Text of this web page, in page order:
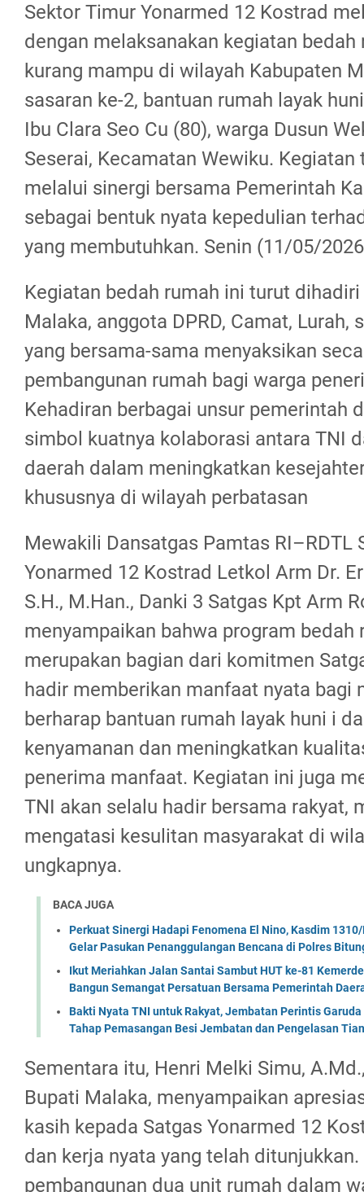
Sektor Timur Yonarmed 12 Kostrad
dengan melaksanakan kegiatan bedah
kurang mampu di wilayah Kabupaten
sasaran ke-2, bantuan rumah layak
Ibu Clara Seo Cu (80), warga Dusun
Seserai, Kecamatan Wewiku.
melalui sinergi bersama Pemerintah
sebagai bentuk nyata kepedulian
yang membutuhkan. Senin (11/05/
Kegiatan bedah rumah ini turut
Malaka, anggota DPRD, Camat, Lurah,
yang bersama-sama menyaksikan
pembangunan rumah bagi warga
Kehadiran berbagai unsur pemerintah
simbol kuatnya kolaborasi antara TNI
daerah dalam meningkatkan
khususnya di wilayah perbatasan
Mewakili Dansatgas Pamtas RI–RDTL
Yonarmed 12 Kostrad Letkol Arm Dr.
S.H., M.Han., Danki 3 Satgas Kpt Arm
menyampaikan bahwa program bedah
merupakan bagian dari komitmen
hadir memberikan manfaat nyata bagi
berharap bantuan rumah layak huni i
kenyamanan dan meningkatkan
penerima manfaat. Kegiatan ini juga
TNI akan selalu hadir bersama rakyat,
mengatasi kesulitan masyarakat di
ungkapnya.
BACA JUGA
Perkuat Sinergi Hadapi Fenomena El Nino, Kasdim
Gelar Pasukan Penanggulangan Bencana di Polres
Ikut Meriahkan Jalan Santai Sambut HUT ke-81
Bangun Semangat Persatuan Bersama Pemerintah
Bakti Nyata TNI untuk Rakyat, Jembatan Perintis
Tahap Pemasangan Besi Jembatan dan Pengelasan
Sementara itu, Henri Melki Simu,
Bupati Malaka, menyampaikan
kasih kepada Satgas Yonarmed 12
dan kerja nyata yang telah
pembangunan dua unit rumah dalam